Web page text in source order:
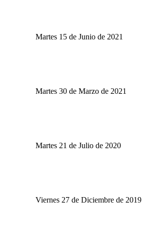
Martes 15 de Junio de 2021
Martes 30 de Marzo de 2021
Martes 21 de Julio de 2020
Viernes 27 de Diciembre de 2019